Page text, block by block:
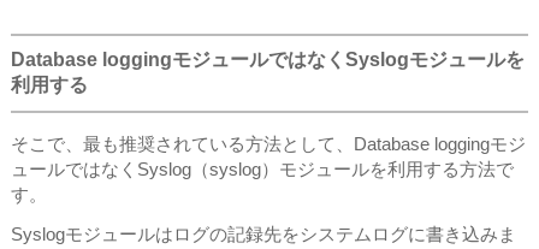
Database loggingモジュールではなくSyslogモジュールを
利用する
そこで、最も推奨されている方法として、Database loggingモジ
ュールではなくSyslog（syslog）モジュールを利用する方法で
す。
Syslogモジュールはログの記録先をシステムログに書き込みま